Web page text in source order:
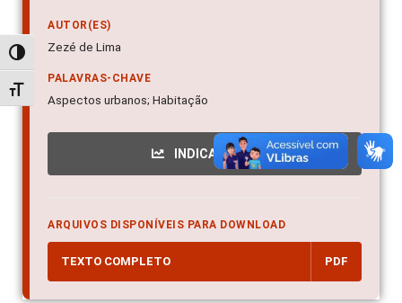
Alternar alto contraste
Alternar tamanho da fonte
AUTOR(ES)
Zezé de Lima
PALAVRAS-CHAVE
Aspectos urbanos; Habitação
INDICADORES
ARQUIVOS DISPONÍVEIS PARA DOWNLOAD
TEXTO COMPLETO PDF